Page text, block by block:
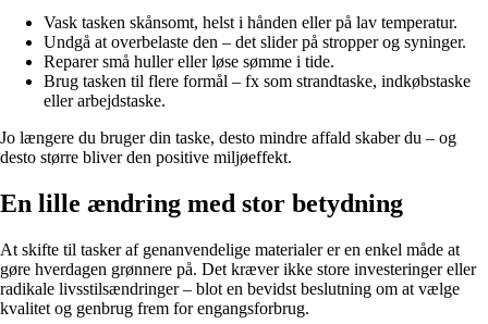
Vask tasken skånsomt, helst i hånden eller på lav temperatur.
Undgå at overbelaste den – det slider på stropper og syninger.
Reparer små huller eller løse sømme i tide.
Brug tasken til flere formål – fx som strandtaske, indkøbstaske
eller arbejdstaske.
Jo længere du bruger din taske, desto mindre affald skaber du – og
desto større bliver den positive miljøeffekt.
En lille ændring med stor betydning
At skifte til tasker af genanvendelige materialer er en enkel måde at
gøre hverdagen grønnere på. Det kræver ikke store investeringer eller
radikale livsstilsændringer – blot en bevidst beslutning om at vælge
kvalitet og genbrug frem for engangsforbrug.